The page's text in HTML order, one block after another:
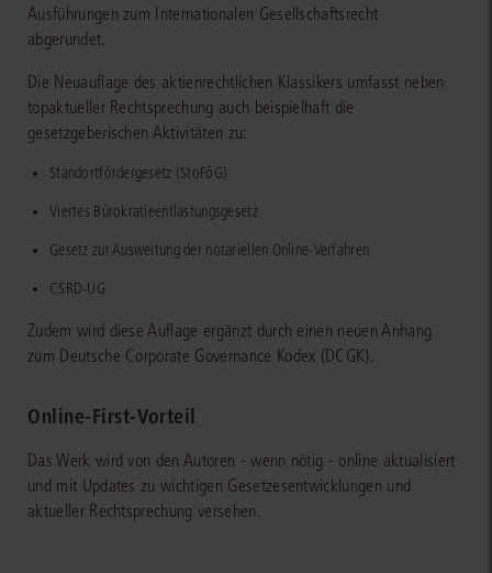
Ausführungen zum Internationalen Gesellschaftsrecht
abgerundet.
Die Neuauflage des aktienrechtlichen Klassikers umfasst neben
topaktueller Rechtsprechung auch beispielhaft die
gesetzgeberischen Aktivitäten zu:
Standortfördergesetz (StoFöG)
Viertes Bürokratieentlastungsgesetz
Gesetz zur Ausweitung der notariellen Online-Verfahren
CSRD-UG
Zudem wird diese Auflage ergänzt durch einen neuen Anhang
zum Deutsche Corporate Governance Kodex (DCGK).
Online-First-Vorteil
Das Werk wird von den Autoren - wenn nötig - online aktualisiert
und mit Updates zu wichtigen Gesetzesentwicklungen und
aktueller Rechtsprechung versehen.